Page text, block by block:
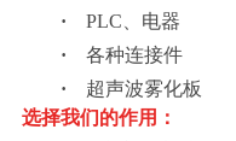
· PLC、电器
· 各种连接件
· 超声波雾化板
选择我们的作用：